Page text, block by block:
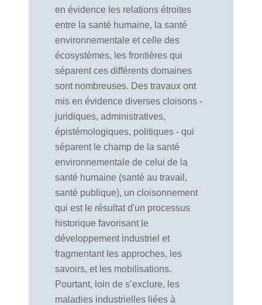
en évidence les relations étroites
entre la santé humaine, la santé
environnementale et celle des
écosystèmes, les frontières qui
séparent ces différents domaines
sont nombreuses. Des travaux ont
mis en évidence diverses cloisons -
juridiques, administratives,
épistémologiques, politiques - qui
séparent le champ de la santé
environnementale de celui de la
santé humaine (santé au travail,
santé publique), un cloisonnement
qui est le résultat d'un processus
historique favorisant le
développement industriel et
fragmentant les approches, les
savoirs, et les mobilisations.
Pourtant, loin de s’exclure, les
maladies industrielles liées à